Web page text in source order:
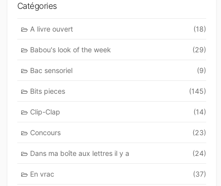
Catégories
A livre ouvert (18)
Babou's look of the week (29)
Bac sensoriel (9)
Bits pieces (145)
Clip-Clap (14)
Concours (23)
Dans ma boîte aux lettres il y a (24)
En vrac (37)